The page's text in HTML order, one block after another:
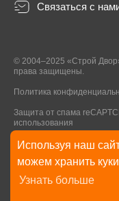
Используя наш
можем хранить
Узнать больше
Связаться с
© 2004–2025 «Строй
права защищены.
Политика
Защита от спама
использования
* Указанные на Сайте
характеристики могут
пользователей Сайта.